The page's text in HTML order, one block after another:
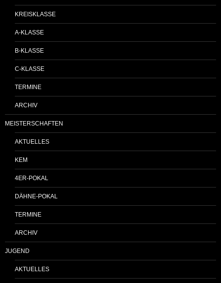
KREISKLASSE
A-KLASSE
B-KLASSE
C-KLASSE
TERMINE
ARCHIV
MEISTERSCHAFTEN
AKTUELLES
KEM
4ER-POKAL
DÄHNE-POKAL
TERMINE
ARCHIV
JUGEND
AKTUELLES